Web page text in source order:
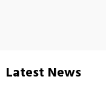
Latest News